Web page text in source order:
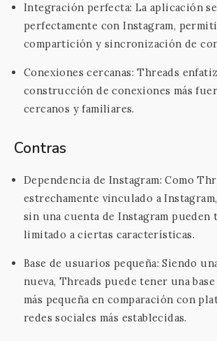
Integración perfecta: La aplicación
perfectamente con Instagram,
compartición y sincronización de
Conexiones cercanas: Threads
construcción de conexiones más
cercanos y familiares.
Contras
Dependencia de Instagram: Como
estrechamente vinculado a
sin una cuenta de Instagram pueden
limitado a ciertas características.
Base de usuarios pequeña: Siendo
nueva, Threads puede tener una
más pequeña en comparación con
redes sociales más establecidas.